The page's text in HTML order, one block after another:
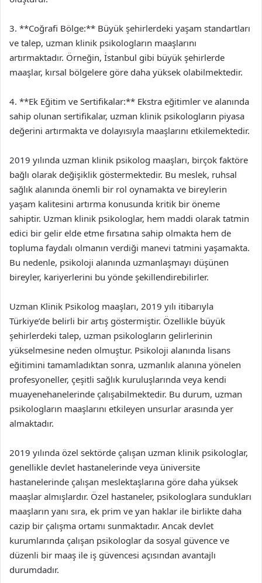
3. **Coğrafi Bölge:** Büyük şehirlerdeki yaşam standartları
ve talep, uzman klinik psikologların maaşlarını
artırmaktadır. Örneğin, İstanbul gibi büyük şehirlerde
maaşlar, kırsal bölgelere göre daha yüksek olabilmektedir.
4. **Ek Eğitim ve Sertifikalar:** Ekstra eğitimler ve alanında
sahip olunan sertifikalar, uzman klinik psikologların piyasa
değerini artırmakta ve dolayısıyla maaşlarını etkilemektedir.
2019 yılında uzman klinik psikolog maaşları, birçok faktöre
bağlı olarak değişiklik göstermektedir. Bu meslek, ruhsal
sağlık alanında önemli bir rol oynamakta ve bireylerin
yaşam kalitesini artırma konusunda kritik bir öneme
sahiptir. Uzman klinik psikologlar, hem maddi olarak tatmin
edici bir gelir elde etme fırsatına sahip olmakta hem de
topluma faydalı olmanın verdiği manevi tatmini yaşamakta.
Bu nedenle, psikoloji alanında uzmanlaşmayı düşünen
bireyler, kariyerlerini bu yönde şekillendirebilirler.
Uzman Klinik Psikolog maaşları, 2019 yılı itibarıyla
Türkiye’de belirli bir artış göstermiştir. Özellikle büyük
şehirlerdeki talep, uzman psikologların gelirlerinin
yükselmesine neden olmuştur. Psikoloji alanında lisans
eğitimini tamamladıktan sonra, uzmanlık alanına yönelen
profesyoneller, çeşitli sağlık kuruluşlarında veya kendi
muayenehanelerinde çalışabilmektedir. Bu durum, uzman
psikologların maaşlarını etkileyen unsurlar arasında yer
almaktadır.
2019 yılında özel sektörde çalışan uzman klinik psikologlar,
genellikle devlet hastanelerinde veya üniversite
hastanelerinde çalışan meslektaşlarına göre daha yüksek
maaşlar almışlardır. Özel hastaneler, psikologlara sundukları
maaşların yanı sıra, ek prim ve yan haklar ile birlikte daha
cazip bir çalışma ortamı sunmaktadır. Ancak devlet
kurumlarında çalışan psikologlar da sosyal güvence ve
düzenli bir maaş ile iş güvencesi açısından avantajlı
durumdadır.